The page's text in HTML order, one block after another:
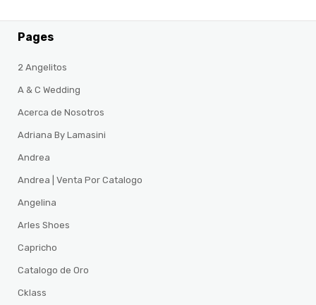
Pages
2 Angelitos
A & C Wedding
Acerca de Nosotros
Adriana By Lamasini
Andrea
Andrea | Venta Por Catalogo
Angelina
Arles Shoes
Capricho
Catalogo de Oro
Cklass